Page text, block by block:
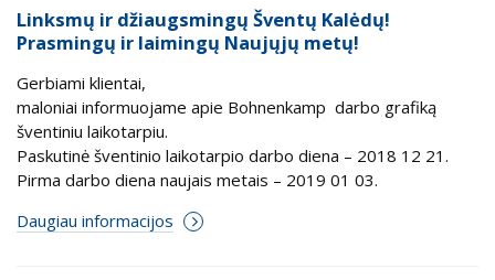
Linksmų ir džiaugsmingų Šventų Kalėdų!
Prasmingų ir laimingų Naujųjų metų!
Gerbiami klientai,
maloniai informuojame apie Bohnenkamp darbo grafiką
šventiniu laikotarpiu.
Paskutinė šventinio laikotarpio darbo diena – 2018 12 21.
Pirma darbo diena naujais metais – 2019 01 03.
Daugiau informacijos